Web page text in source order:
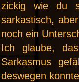
zickig wie du
sarkastisch,
noch ein
Ich glaube,
Sarkasmus
deswegen